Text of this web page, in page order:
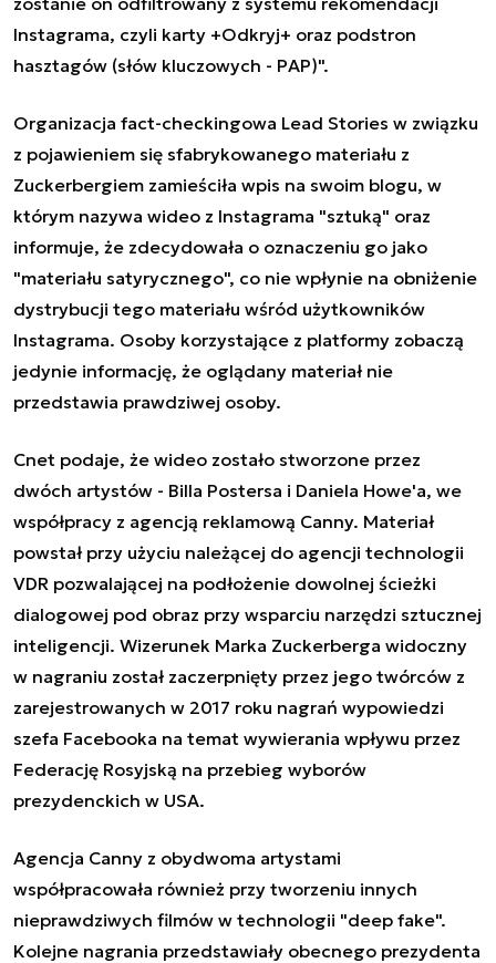
Instagrama, czyli karty +Odkryj+ oraz podstron
hasztagów (słów kluczowych - PAP)".
Organizacja fact-checkingowa Lead Stories w związku
z pojawieniem się sfabrykowanego materiału z
Zuckerbergiem zamieściła wpis na swoim blogu, w
którym nazywa wideo z Instagrama "sztuką" oraz
informuje, że zdecydowała o oznaczeniu go jako
"materiału satyrycznego", co nie wpłynie na obniżenie
dystrybucji tego materiału wśród użytkowników
Instagrama. Osoby korzystające z platformy zobaczą
jedynie informację, że oglądany materiał nie
przedstawia prawdziwej osoby.
Cnet podaje, że wideo zostało stworzone przez
dwóch artystów - Billa Postersa i Daniela Howe'a, we
współpracy z agencją reklamową Canny. Materiał
powstał przy użyciu należącej do agencji technologii
VDR pozwalającej na podłożenie dowolnej ścieżki
dialogowej pod obraz przy wsparciu narzędzi sztucznej
inteligencji. Wizerunek Marka Zuckerberga widoczny
w nagraniu został zaczerpnięty przez jego twórców z
zarejestrowanych w 2017 roku nagrań wypowiedzi
szefa Facebooka na temat wywierania wpływu przez
Federację Rosyjską na przebieg wyborów
prezydenckich w USA.
Agencja Canny z obydwoma artystami
współpracowała również przy tworzeniu innych
nieprawdziwych filmów w technologii "deep fake".
Kolejne nagrania przedstawiały obecnego prezydenta